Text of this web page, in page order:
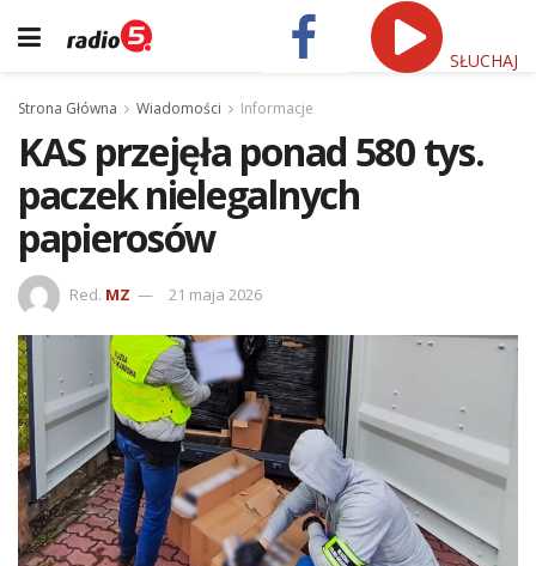
SŁUCHAJ
Strona Główna Wiadomości Informacje
KAS przejęła ponad 580 tys.
paczek nielegalnych
papierosów
Red. MZ 21 maja 2026